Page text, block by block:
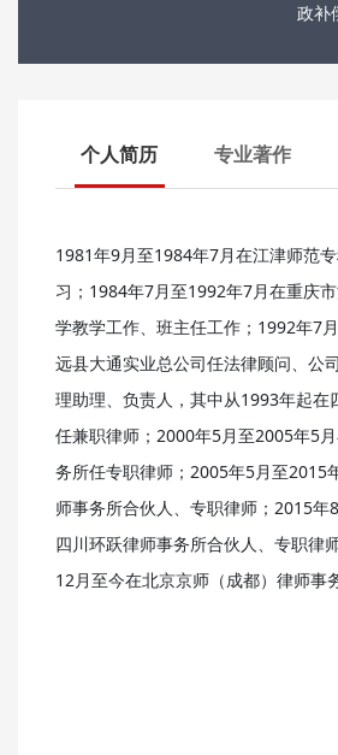
政补
个人简历 专业著作
1981年9月至1984年7月在江津师范
习；1984年7月至1992年7月在重庆
学教学工作、班主任工作；1992年7
远县大通实业总公司任法律顾问、公
理助理、负责人，其中从1993年起在
任兼职律师；2000年5月至2005年5
务所任专职律师；2005年5月至2015
师事务所合伙人、专职律师；2015年
四川环跃律师事务所合伙人、专职律
12月至今在北京京师（成都）律师事